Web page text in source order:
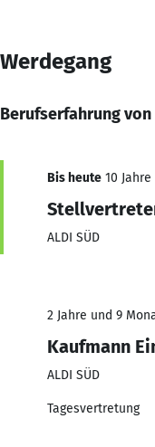
Werdegang
Berufserfahrung von
Bis heute 10
ALDI SÜD
2 Jahre und 9
Kaufmann
ALDI SÜD
Tagesvertretung